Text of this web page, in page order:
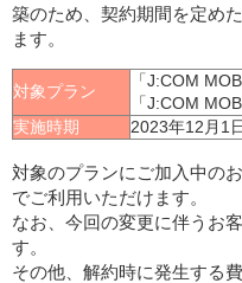
築のため、契約期間を定め
ます。
対象プラン
「J:COM
「J:COM
実施時期
2023年12月1
対象のプランにご加入中の
でご利用いただけます。
なお、今回の変更に伴うお
す。
その他、解約時に発生する